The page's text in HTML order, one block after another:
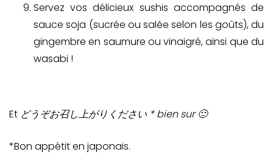
Servez vos délicieux sushis accompagnés de
sauce soja (sucrée ou salée selon les goûts), du
gingembre en saumure ou vinaigré, ainsi que du
wasabi !
Et どうぞお召し上がりください * bien sur 🙂
*Bon appétit en japonais.